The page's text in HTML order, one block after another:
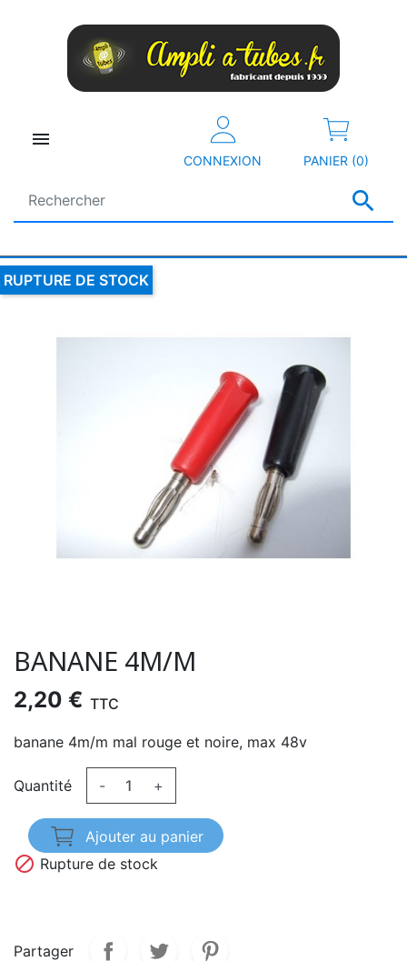


CONNEXION PANIER (0)
RUPTURE DE STOCK
BANANE 4M/M
2,20 € TTC
banane 4m/m mal rouge et noire, max 48v
Quantité - +
Ajouter au panier
 Rupture de stock
Partager